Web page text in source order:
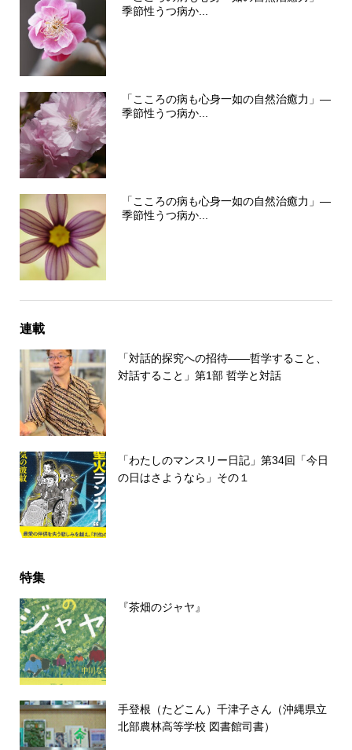
季節性うつ病か...
「こころの病も心身一如の自然治癒力」―
季節性うつ病か...
「こころの病も心身一如の自然治癒力」―
季節性うつ病か...
連載
「対話的探究への招待――哲学すること、
対話すること」第1部 哲学と対話
「わたしのマンスリー日記」第34回「今日
の日はさようなら」その１
特集
『茶畑のジャヤ』
手登根（たどこん）千津子さん（沖縄県立
北部農林高等学校 図書館司書）